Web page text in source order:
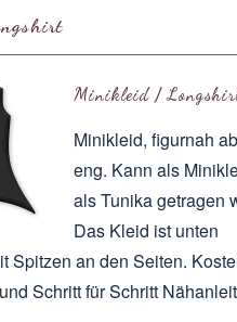
Minikleid /
Minikleid, figurnah
eng. Kann als
als Tunika getragen
Das Kleid ist unten
Spitzen an den Seiten.
Schritt für Schritt